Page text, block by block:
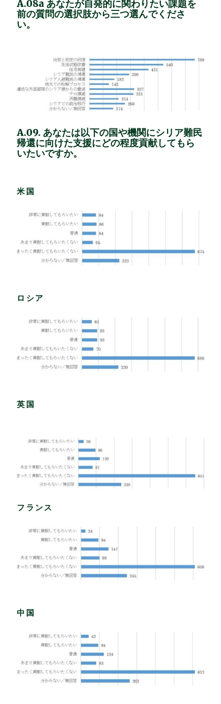
A.08a あなたが自発的に関わりたい課題を
前の質問の選択肢から三つ選んでくださ
い。
A.09. あなたは以下の国や機関にシリア難民
帰還に向けた支援にどの程度貢献してもら
いたいですか。
米国
ロシア
英国
フランス
中国